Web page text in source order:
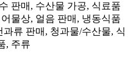
판매, 수산물 가공, 식료품
물상, 얼음 판매, 냉동식품
류 판매, 청과물/수산물, 식
, 주류